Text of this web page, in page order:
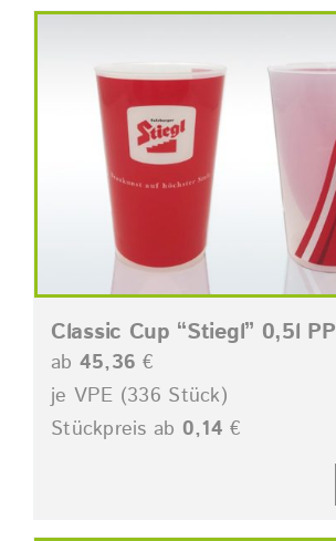
Classic Cup “Stiegl” 0,5l PP
ab 45,36 €
je VPE (336 Stück)
Stückpreis ab 0,14 €